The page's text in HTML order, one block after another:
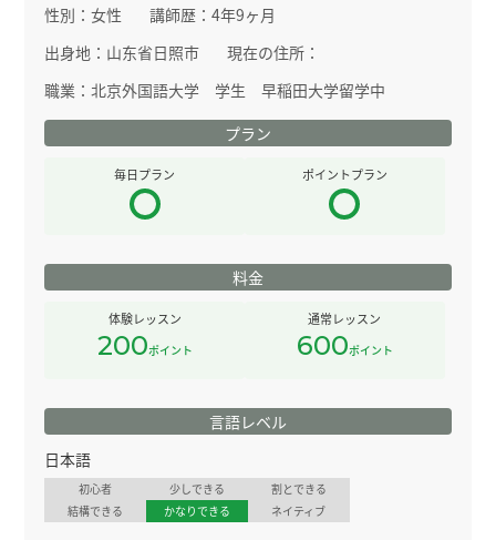
性別：女性 講師歴：4年9ヶ月
出身地： 山东省日照市
現在の住所：
職業：北京外国語大学 学生 早稲田大学留学中
プラン
毎日プラン ポイントプラン
料金
体験レッスン
200ポイント
通常レッスン
600ポイント
言語レベル
日本語
初心者 少しできる
割とできる
結構できる
かなりできる ネイティブ